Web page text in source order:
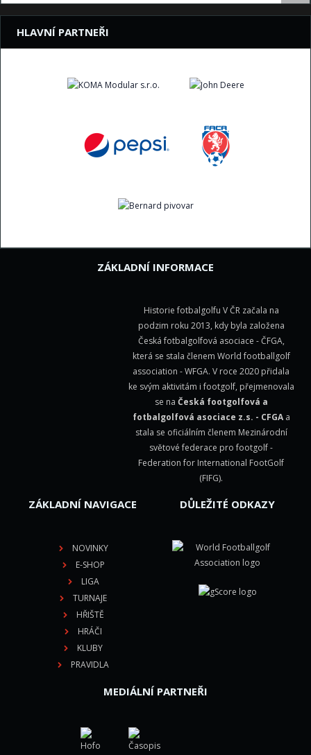
HLAVNÍ PARTNEŘI
ZÁKLADNÍ INFORMACE
Historie fotbalgolfu V ČR začala na
podzim roku 2013, kdy byla založena
Česká fotbalgolfová asociace - ČFGA,
která se stala členem World footballgolf
association - WFGA. V roce 2020 přidala
ke svým aktivitám i footgolf, přejmenovala
se na Česká footgolfová a
fotbalgolfová asociace z.s. - CFGAa
stala se oficiálním členem Mezinárodní
světové federace pro footgolf -
Federation for International FootGolf
(FIFG).
ZÁKLADNÍ NAVIGACE
NOVINKY
E-SHOP
LIGA
TURNAJE
HŘIŠTĚ
HRÁČI
KLUBY
PRAVIDLA
DŮLEŽITÉ ODKAZY
MEDIÁLNÍ PARTNEŘI